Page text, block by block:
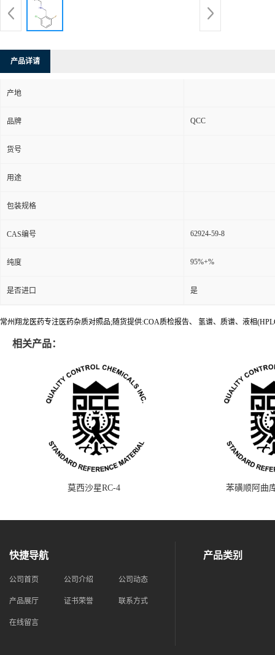
产品详请
产地
品牌 QCC
货号
用途
包装规格
CAS编号 62924-59-8
纯度 95%+%
是否进口 是
常州翔龙医药专注医药杂质对照品;随货提供:COA质检报告、 氢谱、质谱、液相
相关产品：
莫西沙星RC-4 苯磺顺阿曲
快捷导航
公司首页 公司介绍 公司动态
产品展厅 证书荣誉 联系方式
在线留言
产品类别